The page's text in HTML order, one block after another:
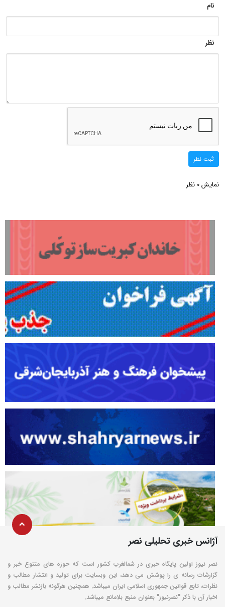
نام
نظر
ثبت نظر
نمایش 0 نظر
آژانس خبری تحلیلی نصر
نصر نیوز اولین پایگاه خبری در شمالغرب کشور است که حوزه های متنوع خبر و
گزارشات رسانه ی را پوشش می دهد، این وبسایت برای تولید و انتشار مطالب و
نظرات، تابع قوانین جمهوری اسلامی ایران میباشد. همچنین هرگونه بازنشر مطالب و
اخبار آن با ذکر "نصرنیوز" بعنوان منبع بلامانع میباشد.